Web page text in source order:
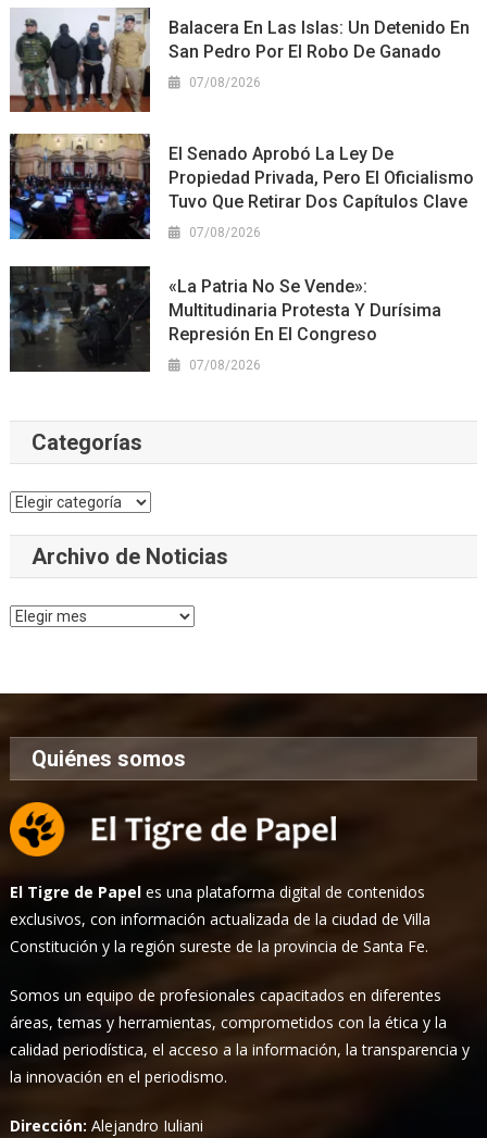
Balacera En Las Islas: Un Detenido En
San Pedro Por El Robo De Ganado
07/08/2026
El Senado Aprobó La Ley De
Propiedad Privada, Pero El Oficialismo
Tuvo Que Retirar Dos Capítulos Clave
07/08/2026
«La Patria No Se Vende»:
Multitudinaria Protesta Y Durísima
Represión En El Congreso
07/08/2026
Categorías
Categorías
Archivo de Noticias
Archivo
Quiénes somos
El Tigre de Papel es una plataforma digital de contenidos
exclusivos, con información actualizada de la ciudad de Villa
Constitución y la región sureste de la provincia de Santa Fe.
Somos un equipo de profesionales capacitados en diferentes
áreas, temas y herramientas, comprometidos con la ética y la
calidad periodística, el acceso a la información, la transparencia y
la innovación en el periodismo.
Dirección:Alejandro Iuliani